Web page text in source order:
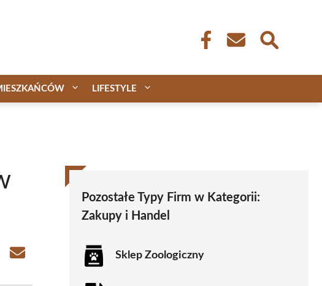
LIFESTYLE
Share
Pozostałe Typy Firm w Kategorii:
Zakupy i Handel
Sklep Zoologiczny